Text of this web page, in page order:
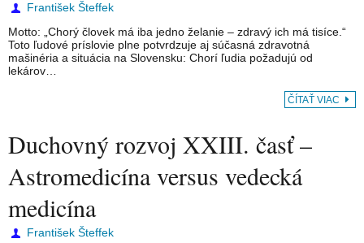
František Šteffek
Motto: „Chorý človek má iba jedno želanie – zdravý ich má tisíce.“
Toto ľudové príslovie plne potvrdzuje aj súčasná zdravotná
mašinéria a situácia na Slovensku: Chorí ľudia požadujú od
lekárov…
ČÍTAŤ VIAC
Duchovný rozvoj XXIII. časť –
Astromedicína versus vedecká
medicína
František Šteffek